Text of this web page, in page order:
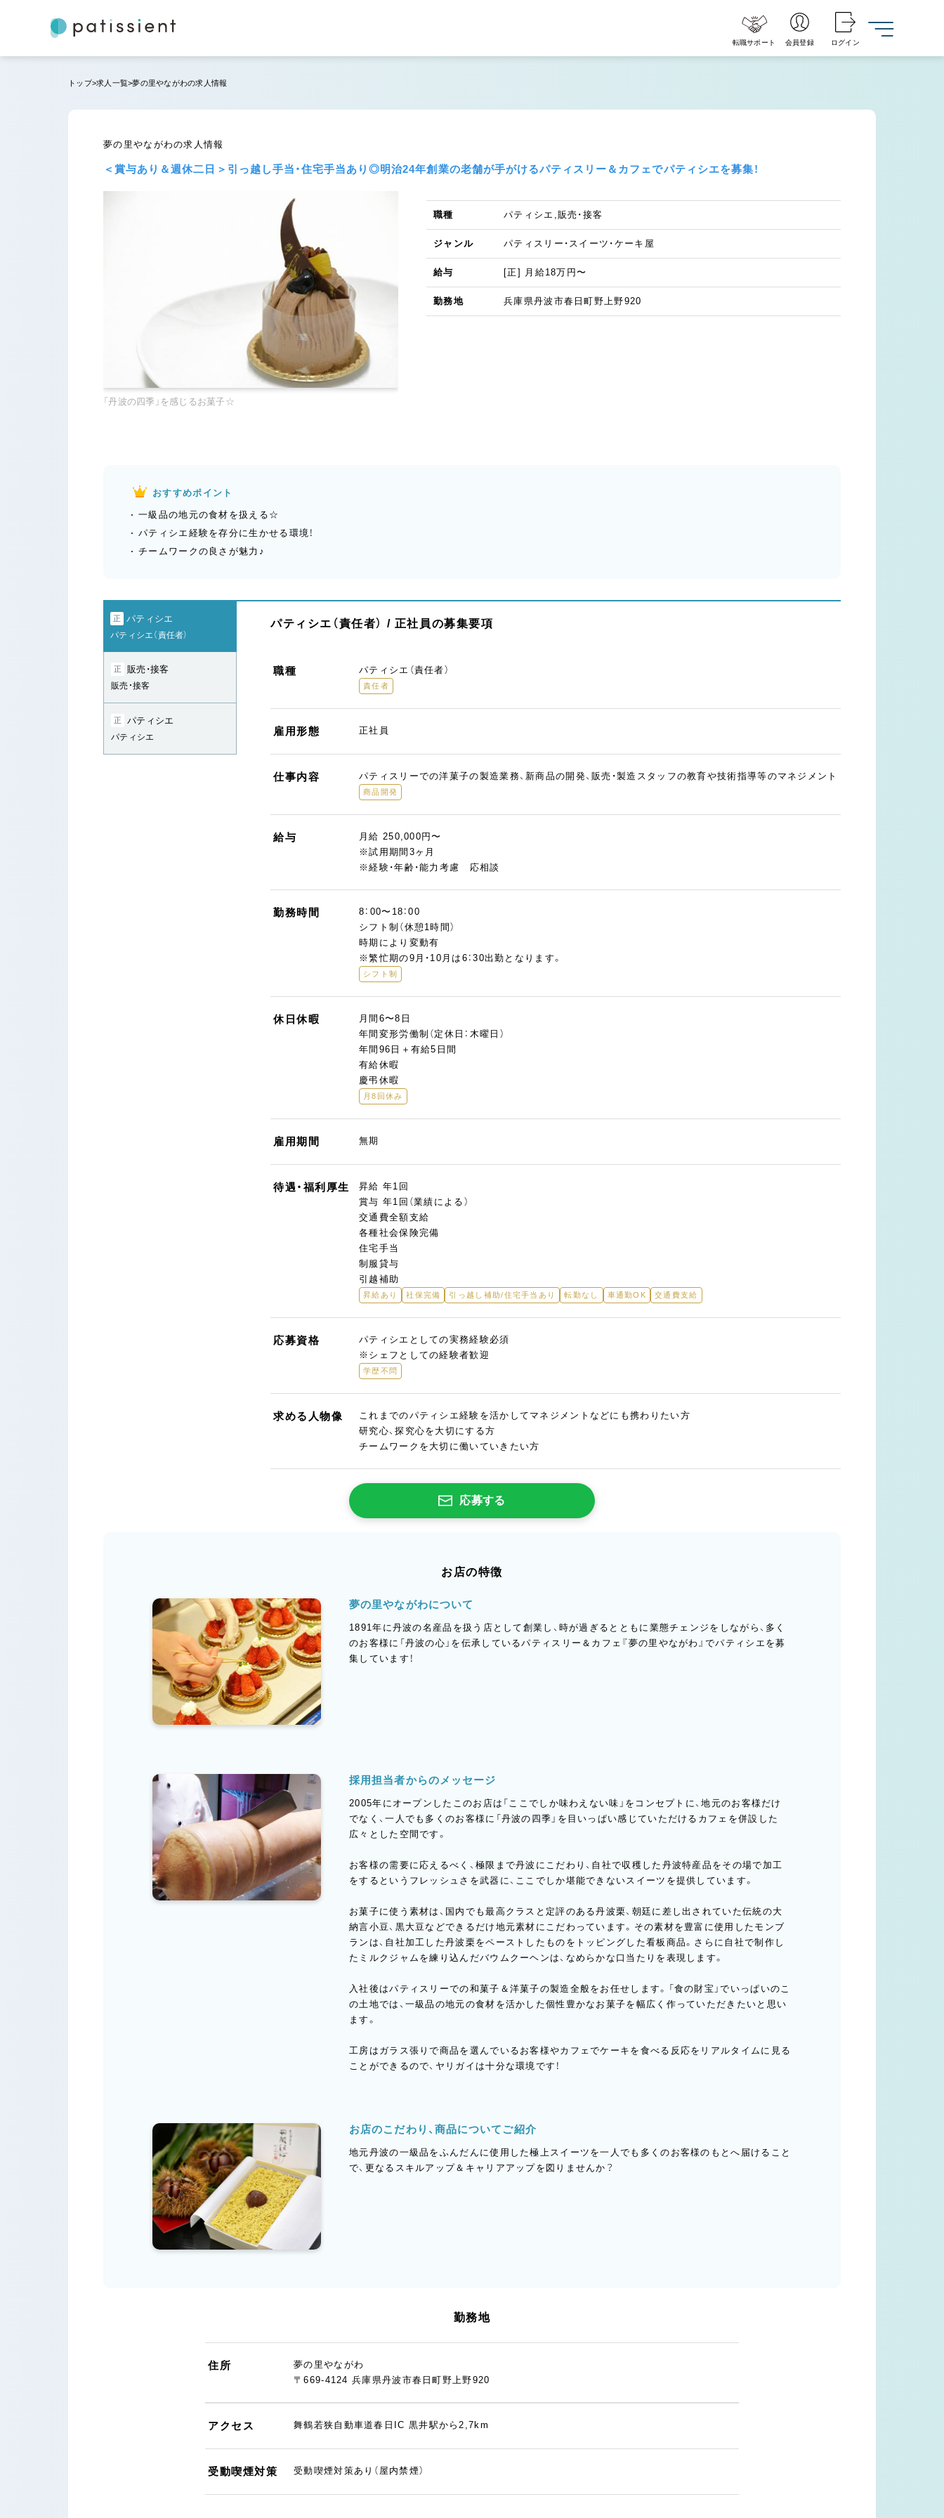
転職サポート 会員登録 ログイン
トップ 求人一覧 夢の里やながわの求人情報
夢の里やながわの求人情報
＜賞与あり＆週休二日＞引っ越し手当・住宅手当あり◎明治24年創業の老舗が手がけるパティスリー＆カフェでパティシエを募集！
「丹波の四季」を感じるお菓子☆
職種 パティシエ,販売・接客
ジャンル パティスリー・スイーツ・ケーキ屋
給与 [正] 月給18万円〜
勤務地 兵庫県丹波市春日町野上野920
おすすめポイント
一級品の地元の食材を扱える☆
パティシエ経験を存分に生かせる環境！
チームワークの良さが魅力♪
正 パティシエ
パティシエ（責任者）
正 販売・接客
販売・接客
正 パティシエ
パティシエ
パティシエ（責任者） / 正社員の募集要項
職種 パティシエ（責任者）
責任者
雇用形態 正社員
仕事内容 パティスリーでの洋菓子の製造業務、新商品の開発、販売・製造スタッフの教育や技術指導等のマネジメント
商品開発
給与
月給 250,000円〜
※試用期間3ヶ月
※経験・年齢・能力考慮 応相談
勤務時間
8：00〜18：00
シフト制（休憩1時間）
時期により変動有
※繁忙期の9月・10月は6：30出勤となります。
シフト制
休日休暇
月間6〜8日
年間変形労働制（定休日：木曜日）
年間96日＋有給5日間
有給休暇
慶弔休暇
月8回休み
雇用期間 無期
待遇・福利厚生
昇給 年1回
賞与 年1回（業績による）
交通費全額支給
各種社会保険完備
住宅手当
制服貸与
引越補助
昇給あり 社保完備 引っ越し補助/住宅手当あり 転勤なし 車通勤OK 交通費支給
応募資格
パティシエとしての実務経験必須
※シェフとしての経験者歓迎
学歴不問
求める人物像
これまでのパティシエ経験を活かしてマネジメントなどにも携わりたい方
研究心、探究心を大切にする方
チームワークを大切に働いていきたい方
応募する
お店の特徴
夢の里やながわについて
1891年に丹波の名産品を扱う店として創業し、時が過ぎるとともに業態チェンジをしながら、多く
のお客様に「丹波の心」を伝承しているパティスリー＆カフェ『夢の里やながわ』でパティシエを募
集しています！
採用担当者からのメッセージ
2005年にオープンしたこのお店は「ここでしか味わえない味」をコンセプトに、地元のお客様だけ
でなく、一人でも多くのお客様に「丹波の四季」を目いっぱい感じていただけるカフェを併設した
広々とした空間です。
お客様の需要に応えるべく、極限まで丹波にこだわり、自社で収穫した丹波特産品をその場で加工
をするというフレッシュさを武器に、ここでしか堪能できないスイーツを提供しています。
お菓子に使う素材は、国内でも最高クラスと定評のある丹波栗、朝廷に差し出されていた伝統の大
納言小豆、黒大豆などできるだけ地元素材にこだわっています。その素材を豊富に使用したモンブ
ランは、自社加工した丹波栗をペーストしたものをトッピングした看板商品。さらに自社で制作し
たミルクジャムを練り込んだバウムクーヘンは、なめらかな口当たりを表現します。
入社後はパティスリーでの和菓子＆洋菓子の製造全般をお任せします。「食の財宝」でいっぱいのこ
の土地では、一級品の地元の食材を活かした個性豊かなお菓子を幅広く作っていただきたいと思い
ます。
工房はガラス張りで商品を選んでいるお客様やカフェでケーキを食べる反応をリアルタイムに見る
ことができるので、ヤリガイは十分な環境です！
お店のこだわり、商品についてご紹介
地元丹波の一級品をふんだんに使用した極上スイーツを一人でも多くのお客様のもとへ届けること
で、更なるスキルアップ＆キャリアアップを図りませんか？
勤務地
住所
夢の里やながわ
〒669-4124 兵庫県丹波市春日町野上野920
アクセス 舞鶴若狭自動車道春日IC 黒井駅から2,7km
受動喫煙対策 受動喫煙対策あり（屋内禁煙）